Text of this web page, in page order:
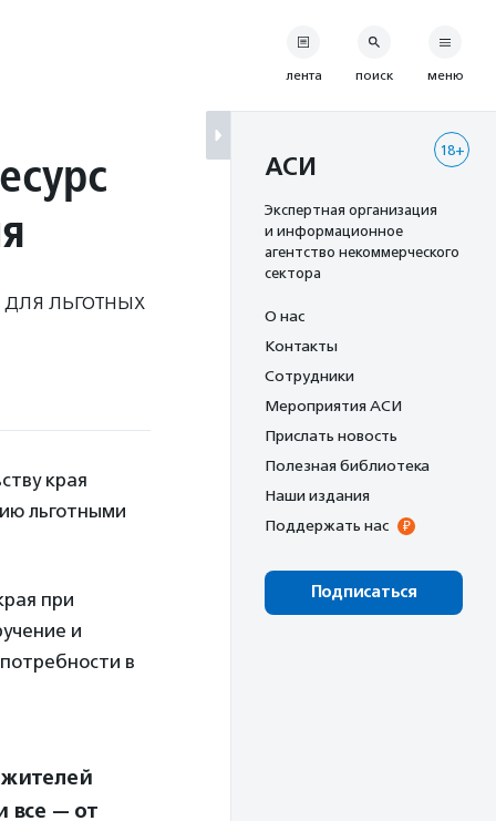
льготных
края
льготными
при
и
в
все — от
лента поиск меню
18+
АСИ
Экспертная организация
и информационное
агентство некоммерческого
сектора
О нас
Контакты
Сотрудники
Мероприятия АСИ
Прислать новость
Полезная библиотека
Наши издания
Поддержать нас
Подписаться